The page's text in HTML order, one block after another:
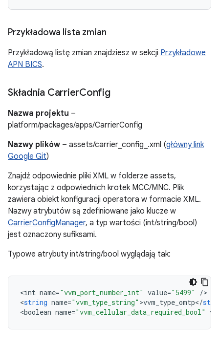
Przykładowa lista zmian
Przykładową listę zmian znajdziesz w sekcji Przykładowe
APN BICS.
Składnia CarrierConfig
Nazwa projektu –
platform/packages/apps/CarrierConfig
Nazwy plików – assets/carrier_config_ .xml (główny link
Google Git)
Znajdź odpowiednie pliki XML w folderze assets,
korzystając z odpowiednich krotek MCC/MNC. Plik
zawiera obiekt konfiguracji operatora w formacie XML.
Nazwy atrybutów są zdefiniowane jako klucze w
CarrierConfigManager, a typ wartości (int/string/bool)
jest oznaczony sufiksami.
Typowe atrybuty int/string/bool wyglądają tak:
<int name="vvm_port_number_int" value="5499" />
<string name="vvm_type_string" >vvm_type_omtp</
<boolean name="vvm_cellular_data_required_bool"